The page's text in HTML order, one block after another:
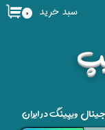
۰ سبد خرید
ویپینگ در ایران